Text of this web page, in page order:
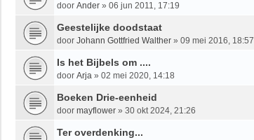
door Ander » 06 jun 2011, 17:19
Geestelijke doodstaat
door Johann Gottfried Walther » 09 mei 2016, 18:57
Is het Bijbels om ....
door Arja » 02 mei 2020, 14:18
Boeken Drie-eenheid
door mayflower » 30 okt 2024, 21:26
Ter overdenking...